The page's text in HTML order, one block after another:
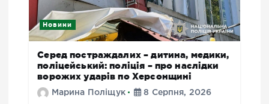
Новини
Серед постраждалих – дитина, медики,
поліцейський: поліція – про наслідки
ворожих ударів по Херсонщині
Марина Поліщук 8 Серпня, 2026